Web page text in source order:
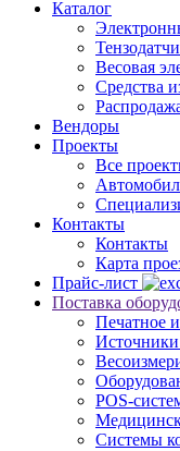
Каталог
Весовая
Средства
Вендоры
Проекты
Все
Контакты
Контакты
Карта
Прайс-лист
Поставка
Печатное
Источники
POS-
Системы